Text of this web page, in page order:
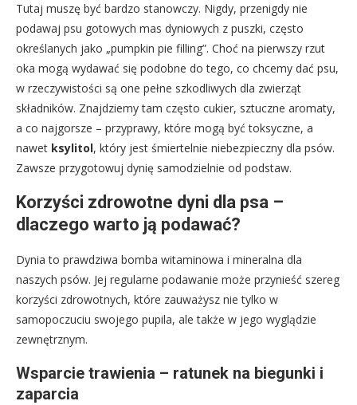
Tutaj muszę być bardzo stanowczy. Nigdy, przenigdy nie
podawaj psu gotowych mas dyniowych z puszki, często
określanych jako „pumpkin pie filling”. Choć na pierwszy rzut
oka mogą wydawać się podobne do tego, co chcemy dać psu,
w rzeczywistości są one pełne szkodliwych dla zwierząt
składników. Znajdziemy tam często cukier, sztuczne aromaty,
a co najgorsze – przyprawy, które mogą być toksyczne, a
nawet ksylitol, który jest śmiertelnie niebezpieczny dla psów.
Zawsze przygotowuj dynię samodzielnie od podstaw.
Korzyści zdrowotne dyni dla psa –
dlaczego warto ją podawać?
Dynia to prawdziwa bomba witaminowa i mineralna dla
naszych psów. Jej regularne podawanie może przynieść szereg
korzyści zdrowotnych, które zauważysz nie tylko w
samopoczuciu swojego pupila, ale także w jego wyglądzie
zewnętrznym.
Wsparcie trawienia – ratunek na biegunki i
zaparcia